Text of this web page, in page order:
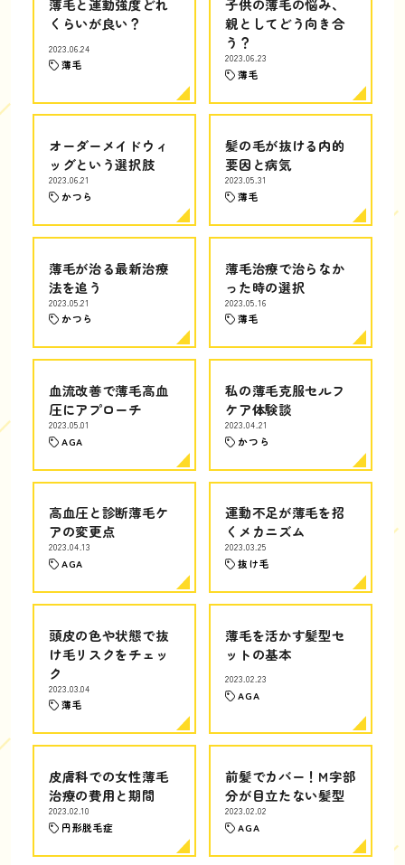
薄毛と運動強度どれ
くらいが良い？
2023.06.24
薄毛
子供の薄毛の悩み、
親としてどう向き合
う？
2023.06.23
薄毛
オーダーメイドウィ
ッグという選択肢
2023.06.21
かつら
髪の毛が抜ける内的
要因と病気
2023.05.31
薄毛
薄毛が治る最新治療
法を追う
2023.05.21
かつら
薄毛治療で治らなか
った時の選択
2023.05.16
薄毛
血流改善で薄毛高血
圧にアプローチ
2023.05.01
AGA
私の薄毛克服セルフ
ケア体験談
2023.04.21
かつら
高血圧と診断薄毛ケ
アの変更点
2023.04.13
AGA
運動不足が薄毛を招
くメカニズム
2023.03.25
抜け毛
頭皮の色や状態で抜
け毛リスクをチェッ
ク
2023.03.04
薄毛
薄毛を活かす髪型セ
ットの基本
2023.02.23
AGA
皮膚科での女性薄毛
治療の費用と期間
2023.02.10
円形脱毛症
前髪でカバー！M字部
分が目立たない髪型
2023.02.02
AGA